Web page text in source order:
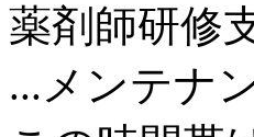
薬剤師研修
...メンテナ